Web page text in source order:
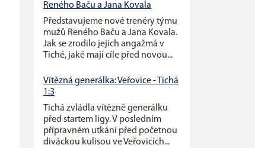
Reného Baču a Jana Kovala
Představujeme nové trenéry týmu
mužů Reného Baču a Jana Kovala.
Jak se zrodilo jejich angažmá v
Tiché, jaké mají cíle před novou...
Vítězná generálka: Veřovice - Tichá
1:3
Tichá zvládla vítězně generálku
před startem ligy. V posledním
přípravném utkání před početnou
diváckou kulisou ve Veřovicích...